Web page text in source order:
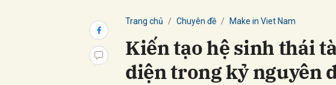
Trang chủ Chuyên đề Make in Viet Nam
Kiến tạo hệ sinh thái
diện trong kỷ nguyên